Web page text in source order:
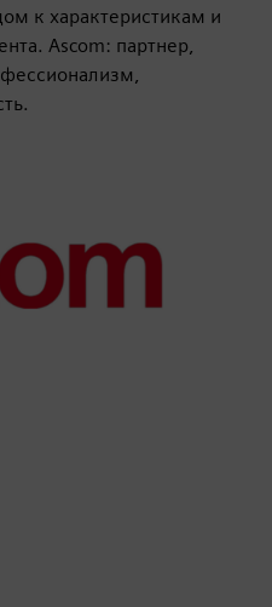
к характеристикам и
Ascom: партнер,